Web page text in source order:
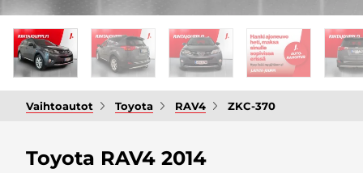
Vaihtoautot Toyota RAV4 ZKC-370
Toyota RAV4 2014